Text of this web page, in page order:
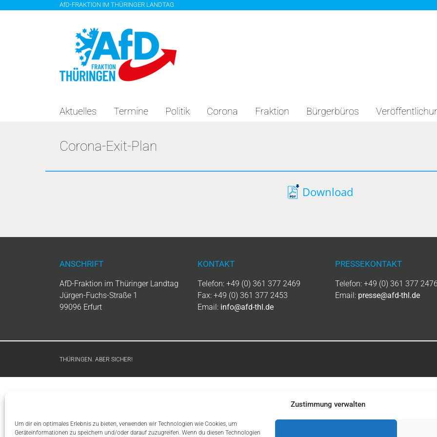
Zustimmung verwalten
Um dir ein optimales Erlebnis zu bieten, verwenden wir Technologien wie Cookies, um
Geräteinformationen zu speichern und/oder darauf zuzugreifen. Wenn du diesen Technologien
AfD-FRAKTION IM THÜRINGER LANDTAG
Aktuelles Termine Politik Corona Fraktion Bürgerbüros
Corona-Exit-Plan
Download
ANSCHRIFT
AfD-Fraktion im Thüringer Landtag
Jürgen-Fuchs-Straße 1
99096 Erfurt
KONTAKT
Telefon: +49 (0) 361 377 2469
Fax: +49 (0) 361 377 2453
Email: info@afd-thl.de
PRESSEKONTAKT
Telefon: +49 (0) 361 377 2476
Email: presse@afd-thl.de
THÜRINGEN. ABER SICHER!